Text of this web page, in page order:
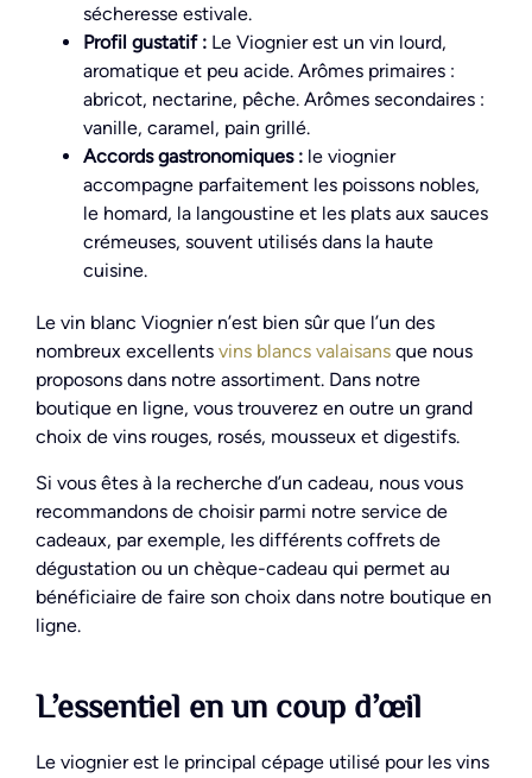
sécheresse estivale.
Profil gustatif : Le Viognier est un vin lourd,
aromatique et peu acide. Arômes primaires :
abricot, nectarine, pêche. Arômes secondaires :
vanille, caramel, pain grillé.
Accords gastronomiques : le viognier
accompagne parfaitement les poissons nobles,
le homard, la langoustine et les plats aux sauces
crémeuses, souvent utilisés dans la haute
cuisine.
Le vin blanc Viognier n’est bien sûr que l’un des
nombreux excellents vins blancs valaisans que nous
proposons dans notre assortiment. Dans notre
boutique en ligne, vous trouverez en outre un grand
choix de vins rouges, rosés, mousseux et digestifs.
Si vous êtes à la recherche d’un cadeau, nous vous
recommandons de choisir parmi notre service de
cadeaux, par exemple, les différents coffrets de
dégustation ou un chèque-cadeau qui permet au
bénéficiaire de faire son choix dans notre boutique en
ligne.
L’essentiel en un coup d’œil
Le viognier est le principal cépage utilisé pour les vins